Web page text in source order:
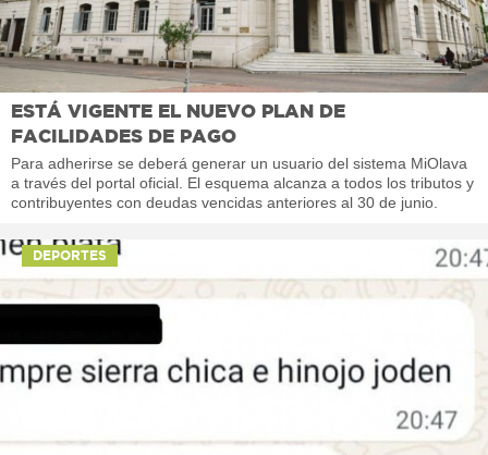
ESTÁ VIGENTE EL NUEVO PLAN DE
FACILIDADES DE PAGO
Para adherirse se deberá generar un usuario del sistema MiOlava
a través del portal oficial. El esquema alcanza a todos los tributos y
contribuyentes con deudas vencidas anteriores al 30 de junio.
DEPORTES